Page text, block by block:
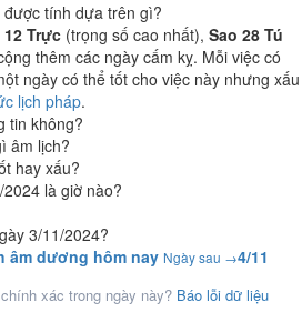
được tính dựa trên gì?
12 Trực (trọng số cao nhất), Sao 28 Tú
thêm các ngày cấm kỵ. Mỗi việc có
ngày có thể tốt cho việc này nhưng xấu
lịch pháp.
tin không?
âm lịch?
hay xấu?
là giờ nào?
3/11/2024?
âm dương hôm nay Ngày sau →4/11
xác trong ngày này? Báo lỗi dữ liệu